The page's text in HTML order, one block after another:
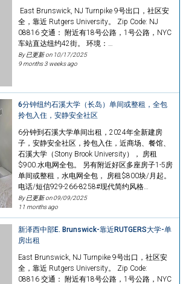
East Brunswick, NJ Turnpike 9号出口，社区安
全，靠近 Rutgers University。 Zip Code: NJ
08816 交通： 附近有18号公路，1号公路，NYC
车站直达纽约42街。 环境：…
By 已更新 on 10/17/2025
9 months 3 weeks ago
6分钟纽约石溪大学（长岛）单间或整租，全包
拎包入住，安静安全社区
6分钟到石溪大学单间出租，2024年全新建房
子，安静安全社区，拎包入住，近商场、餐馆、
石溪大学（Stony Brook University）， 房租
$900.水电网全包。 另有附近好区多座房子1-5房
单间或整租，水电网全包， 房租$800块/月起。
电话/短信929-266-8258#现代简约风格…
By 已更新 on09/09/2025
11 months ago
新泽西中部E. Brunswick-靠近RUTGERS大学-单
房出租
East Brunswick, NJ Turnpike 9号出口，社区安
全，靠近 Rutgers University。 Zip Code:
08816 交通： 附近有18号公路，1号公路，NYC